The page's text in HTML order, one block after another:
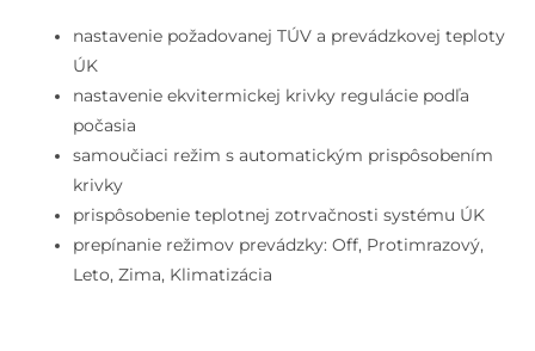
nastavenie požadovanej TÚV a prevádzkovej teploty
ÚK
nastavenie ekvitermickej krivky regulácie podľa
počasia
samoučiaci režim s automatickým prispôsobením
krivky
prispôsobenie teplotnej zotrvačnosti systému ÚK
prepínanie režimov prevádzky: Off, Protimrazový,
Leto, Zima, Klimatizácia